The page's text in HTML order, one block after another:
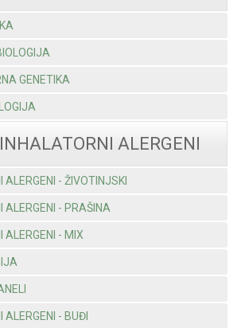
GENETIKA
ALERGENI
ALERGENI - ŽIVOTINJSKI
ALERGENI - PRAŠINA
ALERGENI - MIX
ALERGENI - BUĐI